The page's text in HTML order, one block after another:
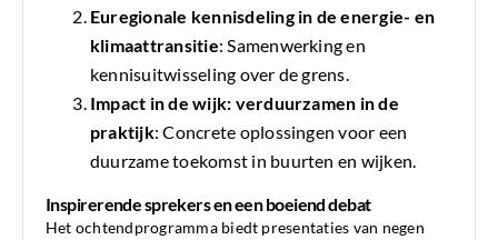
Euregionale kennisdeling in de energie- en
klimaattransitie: Samenwerking en
kennisuitwisseling over de grens.
Impact in de wijk: verduurzamen in de
praktijk: Concrete oplossingen voor een
duurzame toekomst in buurten en wijken.
Inspirerende sprekers en een boeiend debat
Het ochtendprogramma biedt presentaties van negen